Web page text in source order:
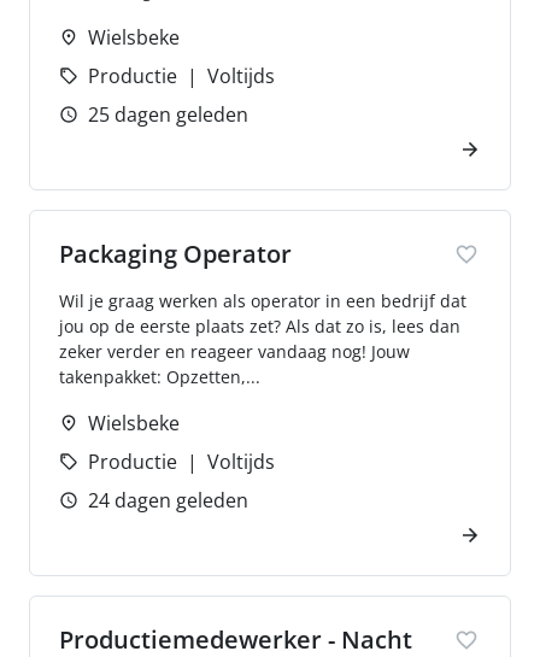
Wielsbeke
Productie
Voltijds
25 dagen geleden
Packaging Operator
Wil je graag werken als operator in een bedrijf dat
jou op de eerste plaats zet? Als dat zo is, lees dan
zeker verder en reageer vandaag nog! Jouw
takenpakket: Opzetten,...
Wielsbeke
Productie
Voltijds
24 dagen geleden
Productiemedewerker - Nacht